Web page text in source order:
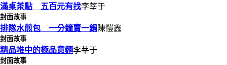
滿桌茶點 五百元有找李莘于
封面故事
排隊水煎包 一分鐘賣一鍋陳愷鑫
封面故事
精品堆中的極品意麵李莘于
封面故事